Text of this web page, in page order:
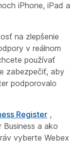
iPhone, iPad a
na zlepšenie
v reálnom
používať
zabezpečiť, aby
podporovalo
Register ,
a ako
vyberte Webex